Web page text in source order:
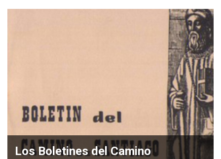
Los Boletines del Camino